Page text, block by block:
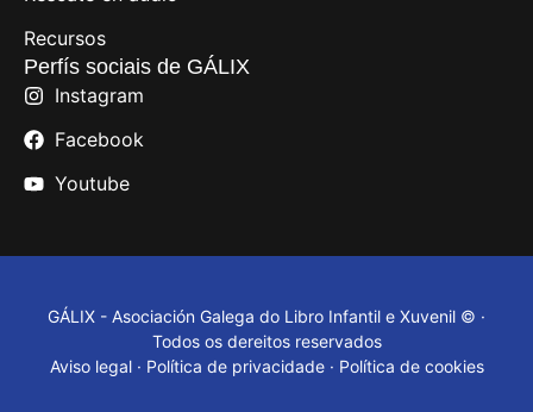
Recursos
Perfís sociais de GÁLIX
Instagram
Facebook
Youtube
GÁLIX - Asociación Galega do Libro Infantil e Xuvenil © ·
Todos os dereitos reservados
Aviso legal· Política de privacidade· Política de cookies